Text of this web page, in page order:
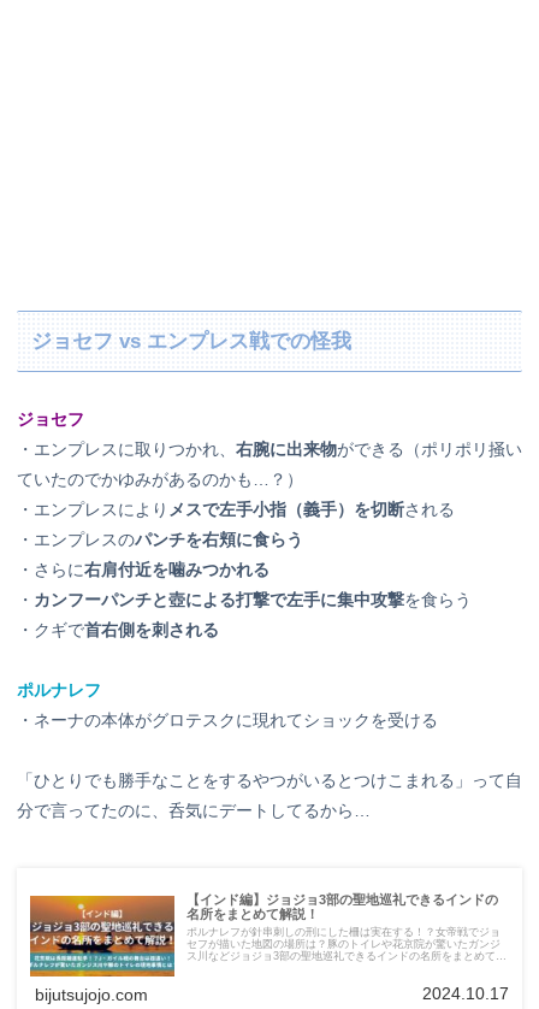
ジョセフ vs エンプレス戦での怪我
ジョセフ
・エンプレスに取りつかれ、 右腕に出来物ができる（ポリポリ掻い
ていたのでかゆみがあるのかも…？）
・エンプレスにより メスで左手小指（義手）を切断される
・エンプレスのパンチを右頬に食らう
・さらに右肩付近を噛みつかれる
・ カンフーパンチと壺による打撃で左手に集中攻撃を食らう
・クギで首右側を刺される
ポルナレフ
・ネーナの本体がグロテスクに現れてショックを受ける
「ひとりでも勝手なことをするやつがいるとつけこまれる」って自
分で言ってたのに、呑気にデートしてるから…
【インド編】ジョジョ3部の聖地巡礼できるインドの
名所をまとめて解説！
ポルナレフが針串刺しの刑にした柵は実在する！？女帝戦でジョ
セフが描いた地図の場所は？豚のトイレや花京院が驚いたガンジ
ス川などジョジョ3部の聖地巡礼できるインドの名所をまとめて解
bijutsujojo.com 2024.10.17